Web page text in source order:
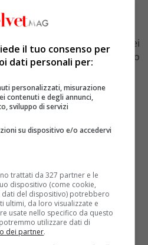
Nanni Moretti
8½ fino aWoody Allen
la sua Rimini, in occasione dei
una settimana al genio
da
oggi 20 gennaio
Open, saranno dunque
La prima avrà luogo
quale il Maestro ha
la settima arte). Qui verrà
La Fellinette
un tour
Museum(ospitato al Castel
eventi prevede inoltre le
Palazzo Fulgor, in cui il
del maestro.
il tuo consenso per
dati personali per:
personalizzati, misurazione
contenuti e degli annunci,
sviluppo di servizi
su dispositivo e/o accedervi
trattati da 327 partner e le
dispositivo (come cookie,
del dispositivo) potrebbero
ultimi, da loro visualizzate e
usate nello specifico da questo
utilizzare dati di
dei partner.